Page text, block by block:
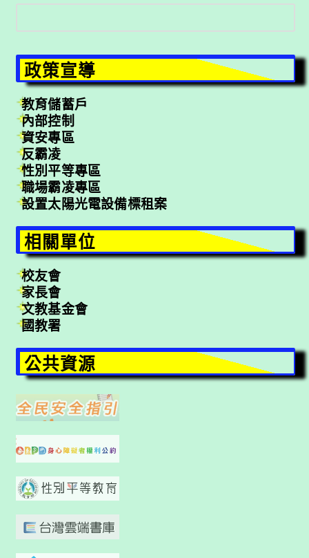
搜
尋
政策宣導
教育儲蓄戶
內部控制
資安專區
反霸凌
性別平等專區
職場霸凌專區
設置太陽光電設備標租案
相關單位
校友會
家長會
文教基金會
國教署
公共資源